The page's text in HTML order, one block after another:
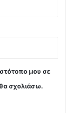
μου σε
σχολιάσω.